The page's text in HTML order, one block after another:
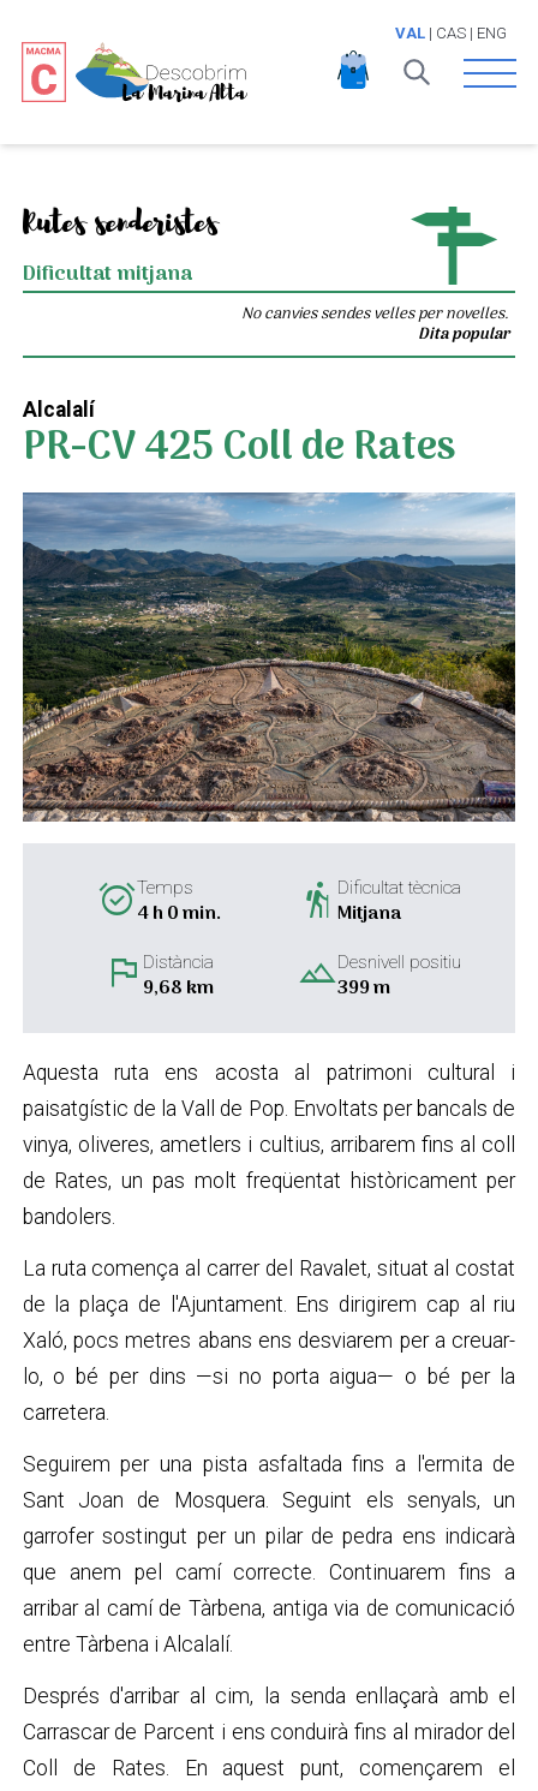
VAL| CAS| ENG
Open
Rutes senderistes
Dificultat mitjana
No canvies sendes velles per novelles.
Dita popular
Alcalalí
PR-CV 425 Coll de Rates
alarm_onTemps
4 h 0 min. hiking Dificultat tècnica
Mitjana
flag Distància
9,68 km landscapeDesnivell positiu
399 m
Aquesta ruta ens acosta al patrimoni cultural i
paisatgístic de la Vall de Pop. Envoltats per bancals de
vinya, oliveres, ametlers i cultius, arribarem fins al coll
de Rates, un pas molt freqüentat històricament per
bandolers.
La ruta comença al carrer del Ravalet, situat al costat
de la plaça de l'Ajuntament. Ens dirigirem cap al riu
Xaló, pocs metres abans ens desviarem per a creuar-
lo, o bé per dins —si no porta aigua— o bé per la
carretera.
Seguirem per una pista asfaltada fins a l'ermita de
Sant Joan de Mosquera. Seguint els senyals, un
garrofer sostingut per un pilar de pedra ens indicarà
que anem pel camí correcte. Continuarem fins a
arribar al camí de Tàrbena, antiga via de comunicació
entre Tàrbena i Alcalalí.
Després d'arribar al cim, la senda enllaçarà amb el
Carrascar de Parcent i ens conduirà fins al mirador del
Coll de Rates. En aquest punt, començarem el